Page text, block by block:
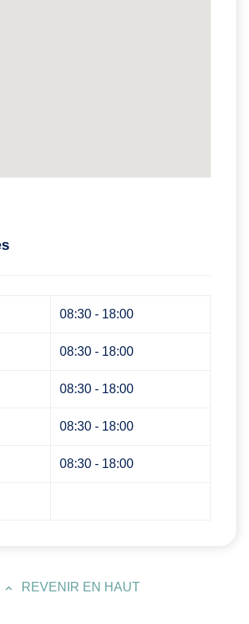
08:30 - 18:00
08:30 - 18:00
08:30 - 18:00
08:30 - 18:00
08:30 - 18:00
REVENIR EN HAUT